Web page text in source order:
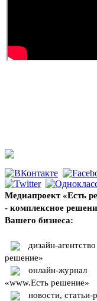
Медиапроект «Есть
- комплексное
Вашего бизнеса:
дизайн-
решение»
онлайн-журнал
«www.Есть решение»
новости, статьи-